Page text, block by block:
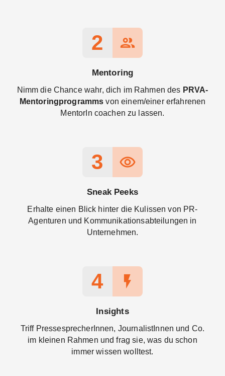
2 people
Mentoring
Nimm die Chance wahr, dich im Rahmen des PRVA-
Mentoringprogramms von einem/einer erfahrenen
MentorIn coachen zu lassen.
3 remove_red_eye
Sneak Peeks
Erhalte einen Blick hinter die Kulissen von PR-
Agenturen und Kommunikationsabteilungen in
Unternehmen.
4 flash_on
Insights
Triff PressesprecherInnen, JournalistInnen und Co.
im kleinen Rahmen und frag sie, was du schon
immer wissen wolltest.